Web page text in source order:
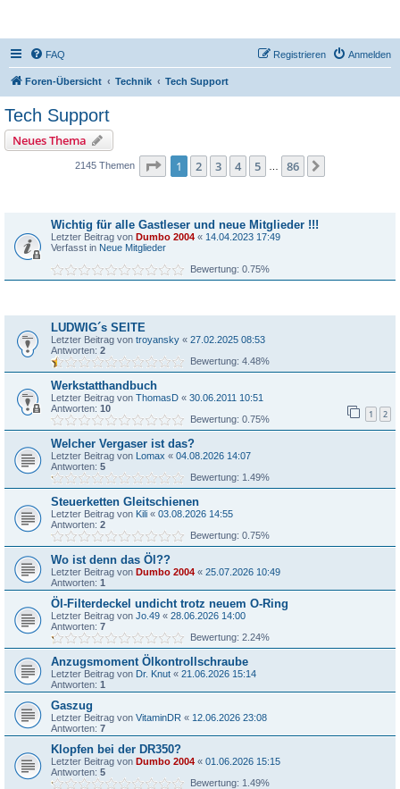
FAQ Anmelden
Registrieren
Foren-Übersicht Technik Tech Support
Tech Support
Neues Thema
2145 Themen Seite 1von 86
1 2 3 4 5 86
Wichtig für alle Gastleser und neue Mitglieder !!!
Letzter Beitrag von Dumbo 2004 « 14.04.2023 17:49
Verfasst in Neue Mitglieder
Bewertung: 0.75%
LUDWIG´s SEITE
Letzter Beitrag von troyansky « 27.02.2025 08:53
Antworten: 2
Bewertung: 4.48%
Werkstatthandbuch
Letzter Beitrag von ThomasD « 30.06.2011 10:51
Antworten: 10 1 2
Bewertung: 0.75%
Welcher Vergaser ist das?
Letzter Beitrag von Lomax « 04.08.2026 14:07
Antworten: 5
Bewertung: 1.49%
Steuerketten Gleitschienen
Letzter Beitrag von Kili « 03.08.2026 14:55
Antworten: 2
Bewertung: 0.75%
Wo ist denn das Öl??
Letzter Beitrag von Dumbo 2004 « 25.07.2026 10:49
Antworten: 1
Öl-Filterdeckel undicht trotz neuem O-Ring
Letzter Beitrag von Jo.49 « 28.06.2026 14:00
Antworten: 7
Bewertung: 2.24%
Anzugsmoment Ölkontrollschraube
Letzter Beitrag von Dr. Knut « 21.06.2026 15:14
Antworten: 1
Gaszug
Letzter Beitrag von VitaminDR « 12.06.2026 23:08
Antworten: 7
Klopfen bei der DR350?
Letzter Beitrag von Dumbo 2004 « 01.06.2026 15:15
Antworten: 5
Bewertung: 1.49%